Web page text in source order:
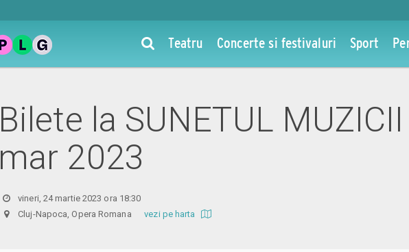
Teatru Concerte si festivaluri Sport
Bilete la SUNETUL
mar 2023
vineri, 24 martie 2023 ora 18:30
Cluj-Napoca, Opera Romanavezi pe harta